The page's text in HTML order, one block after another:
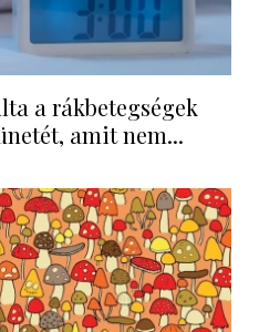
a rákbetegségek
amit nem...